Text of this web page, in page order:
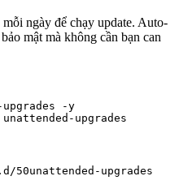
ngày để chạy update. Auto-
mật mà không cần bạn can
-y
upgrades
upgrades